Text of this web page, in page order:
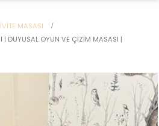
MASASI
| DUYUSAL OYUN VE ÇIZIM MASASI |